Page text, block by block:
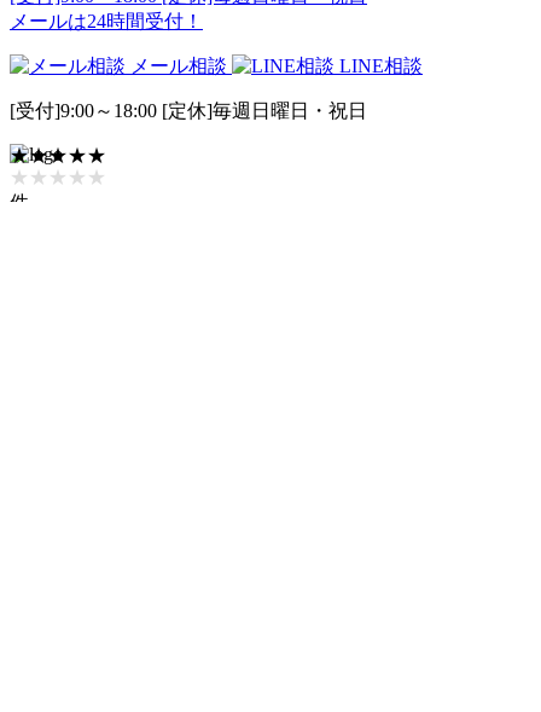
メールは24時間受付！
メール相談 LINE相談
[受付]9:00～18:00 [定休]毎週日曜日・祝日
★★★★★
★★★★★
件